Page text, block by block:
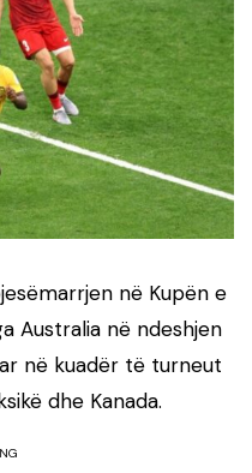
në Kupën e
Australia në ndeshjen
në kuadër të turneut
dhe Kanada.